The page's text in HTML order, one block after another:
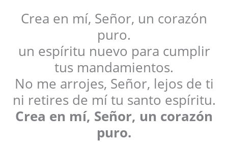
Crea en mí, Señor, un corazón
puro.
un espíritu nuevo para cumplir
tus mandamientos.
No me arrojes, Señor, lejos de ti
ni retires de mí tu santo espíritu.
Crea en mí, Señor, un corazón
puro.